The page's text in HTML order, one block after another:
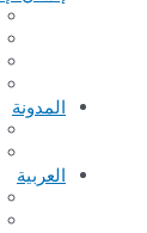
المدونة
العربية